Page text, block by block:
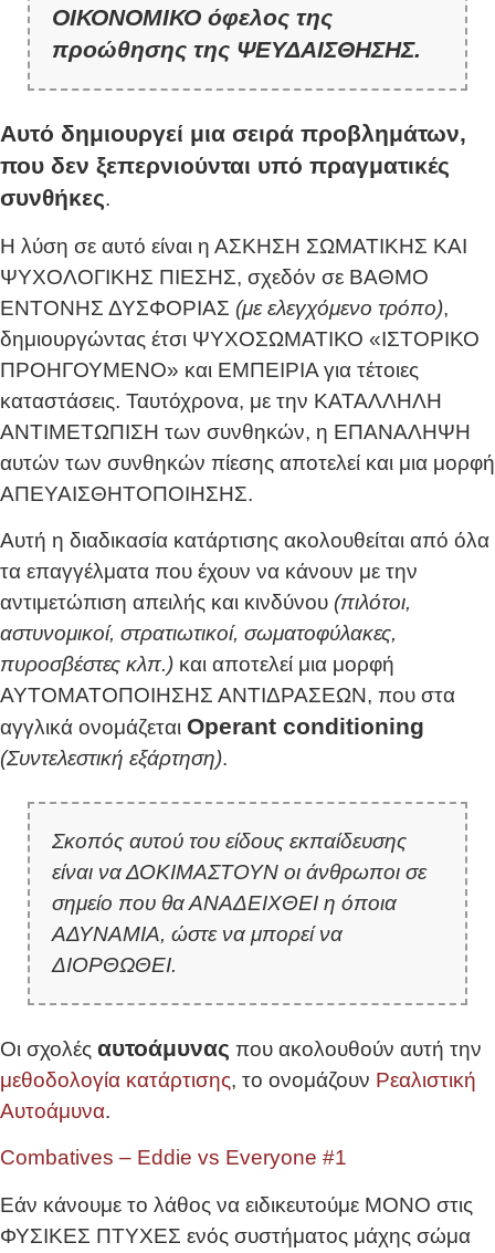
ΟΙΚΟΝΟΜΙΚΟ όφελος της
προώθησης της ΨΕΥΔΑΙΣΘΗΣΗΣ.
Αυτό δημιουργεί μια σειρά προβλημάτων,
που δεν ξεπερνιούνται υπό πραγματικές
συνθήκες.
Η λύση σε αυτό είναι η ΑΣΚΗΣΗ ΣΩΜΑΤΙΚΗΣ ΚΑΙ
ΨΥΧΟΛΟΓΙΚΗΣ ΠΙΕΣΗΣ, σχεδόν σε ΒΑΘΜΟ
ΕΝΤΟΝΗΣ ΔΥΣΦΟΡΙΑΣ (με ελεγχόμενο τρόπο),
δημιουργώντας έτσι ΨΥΧΟΣΩΜΑΤΙΚΟ «ΙΣΤΟΡΙΚΟ
ΠΡΟΗΓΟΥΜΕΝΟ» και ΕΜΠΕΙΡΙΑ για τέτοιες
καταστάσεις. Ταυτόχρονα, με την ΚΑΤΑΛΛΗΛΗ
ΑΝΤΙΜΕΤΩΠΙΣΗ των συνθηκών, η ΕΠΑΝΑΛΗΨΗ
αυτών των συνθηκών πίεσης αποτελεί και μια μορφή
ΑΠΕΥΑΙΣΘΗΤΟΠΟΙΗΣΗΣ.
Αυτή η διαδικασία κατάρτισης ακολουθείται από όλα
τα επαγγέλματα που έχουν να κάνουν με την
αντιμετώπιση απειλής και κινδύνου (πιλότοι,
αστυνομικοί, στρατιωτικοί, σωματοφύλακες,
πυροσβέστες κλπ.) και αποτελεί μια μορφή
ΑΥΤΟΜΑΤΟΠΟΙΗΣΗΣ ΑΝΤΙΔΡΑΣΕΩΝ, που στα
αγγλικά ονομάζεται Operant conditioning
(Συντελεστική εξάρτηση).
Σκοπός αυτού του είδους εκπαίδευσης
είναι να ΔΟΚΙΜΑΣΤΟΥΝ οι άνθρωποι σε
σημείο που θα ΑΝΑΔΕΙΧΘΕΙ η όποια
ΑΔΥΝΑΜΙΑ, ώστε να μπορεί να
ΔΙΟΡΘΩΘΕΙ.
Οι σχολές αυτοάμυνας που ακολουθούν αυτή την
μεθοδολογία κατάρτισης, το ονομάζουν Ρεαλιστική
Αυτοάμυνα.
Combatives – Eddie vs Everyone #1
Εάν κάνουμε το λάθος να ειδικευτούμε ΜΟΝΟ στις
ΦΥΣΙΚΕΣ ΠΤΥΧΕΣ ενός συστήματος μάχης σώμα